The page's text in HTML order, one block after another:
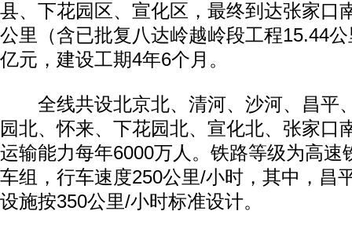
县、下花园区、宣化区，最终到达张家口
公里（含已批复八达岭越岭段工程15.44
亿元，建设工期4年6个月。
全线共设北京北、清河、沙河、昌平
园北、怀来、下花园北、宣化北、张家口
运输能力每年6000万人。铁路等级为高速
车组，行车速度250公里/小时，其中，昌
设施按350公里/小时标准设计。